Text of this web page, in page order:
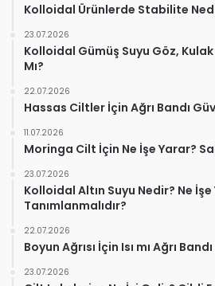
Kolloidal Ürünlerde Stabilite
23.07.2026
Kolloidal Gümüş Suyu Göz, Kulak
Mı?
22.07.2026
Hassas Ciltler İçin Ağrı Bandı
11.07.2026
Moringa Cilt İçin Ne İşe Yarar?
23.07.2026
Kolloidal Altın Suyu Nedir? Ne İşe
Tanımlanmalıdır?
22.07.2026
Boyun Ağrısı İçin Isı mı Ağrı
23.07.2026